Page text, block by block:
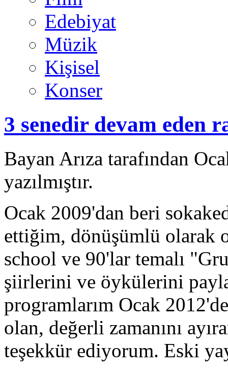
Edebiyat
Müzik
Kişisel
Konser
3 senedir devam eden
Bayan Arıza tarafından
yazılmıştır.
Ocak 2009'dan beri
ettiğim, dönüşümlü olarak
school ve 90'lar temalı
şiirlerini ve öykülerini
programlarım Ocak
olan, değerli zamanını
teşekkür ediyorum. Eski